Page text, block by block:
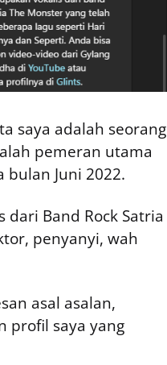
saya adalah seorang
pemeran utama
bulan Juni 2022.
Band Rock Satria
penyanyi, wah
asal asalan,
profil saya yang